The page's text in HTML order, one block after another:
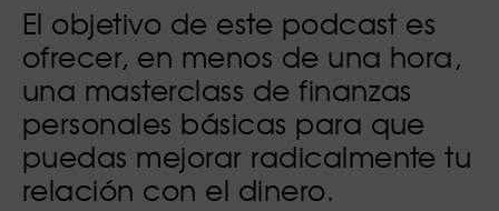
El objetivo de este podcast es
ofrecer, en menos de una hora,
una masterclass de finanzas
personales básicas para que
puedas mejorar radicalmente tu
relación con el dinero.